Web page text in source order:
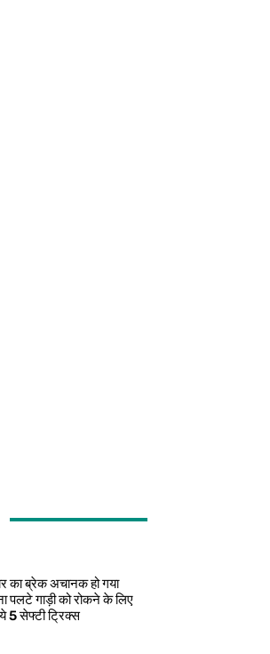
का ब्रेक अचानक हो गया
पलटे गाड़ी को रोकने के लिए
5 सेफ्टी ट्रिक्स